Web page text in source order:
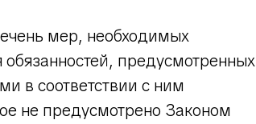
мер, необходимых
предусмотренных
в соответствии с ним
не предусмотрено Законом